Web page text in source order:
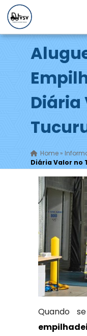
Diária
Home»
Diária Valor no
Quando